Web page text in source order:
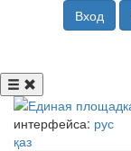
Вход
интерфейса: рус
қаз